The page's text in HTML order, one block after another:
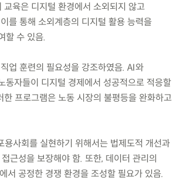
육은 디지털 환경에서 소외되지 않고
를 통해 소외계층의 디지털 활용 능력을
할 수 있음.
업 훈련의 필요성을 강조하였음. AI와
동자들이 디지털 경제에서 성공적으로 적응할
프로그램은 노동 시장의 불평등을 완화하고
사회를 실현하기 위해서는 법제도적 개선과
근성을 보장해야 함. 또한, 데이터 관리의
서 공정한 경쟁 환경을 조성할 필요가 있음.